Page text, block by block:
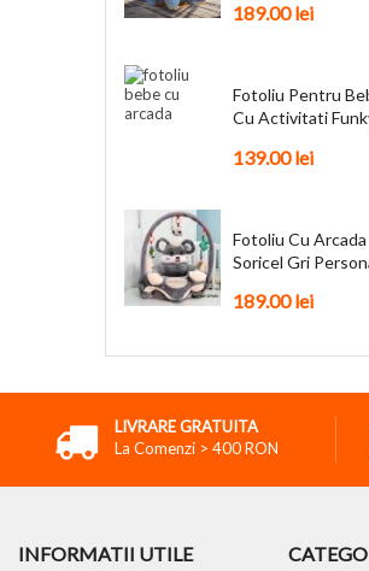
189.00lei
Fotoliu Pentru
Cu Activitati
139.00lei
Fotoliu Cu Arcada
Soricel Gri
189.00lei
LIVRARE GRATUITA
La Comenzi > 400 RON
INFORMATII UTILE